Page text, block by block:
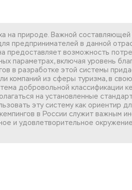
на природе. Важной
предпринимателей в данной
предоставляет возможность
параметрах, включая уровень
в разработке этой системы
компаний из сферы туризма, в
добровольной классификации
на установленные
эту систему как ориентир
в России служит важным
и удовлетворительное